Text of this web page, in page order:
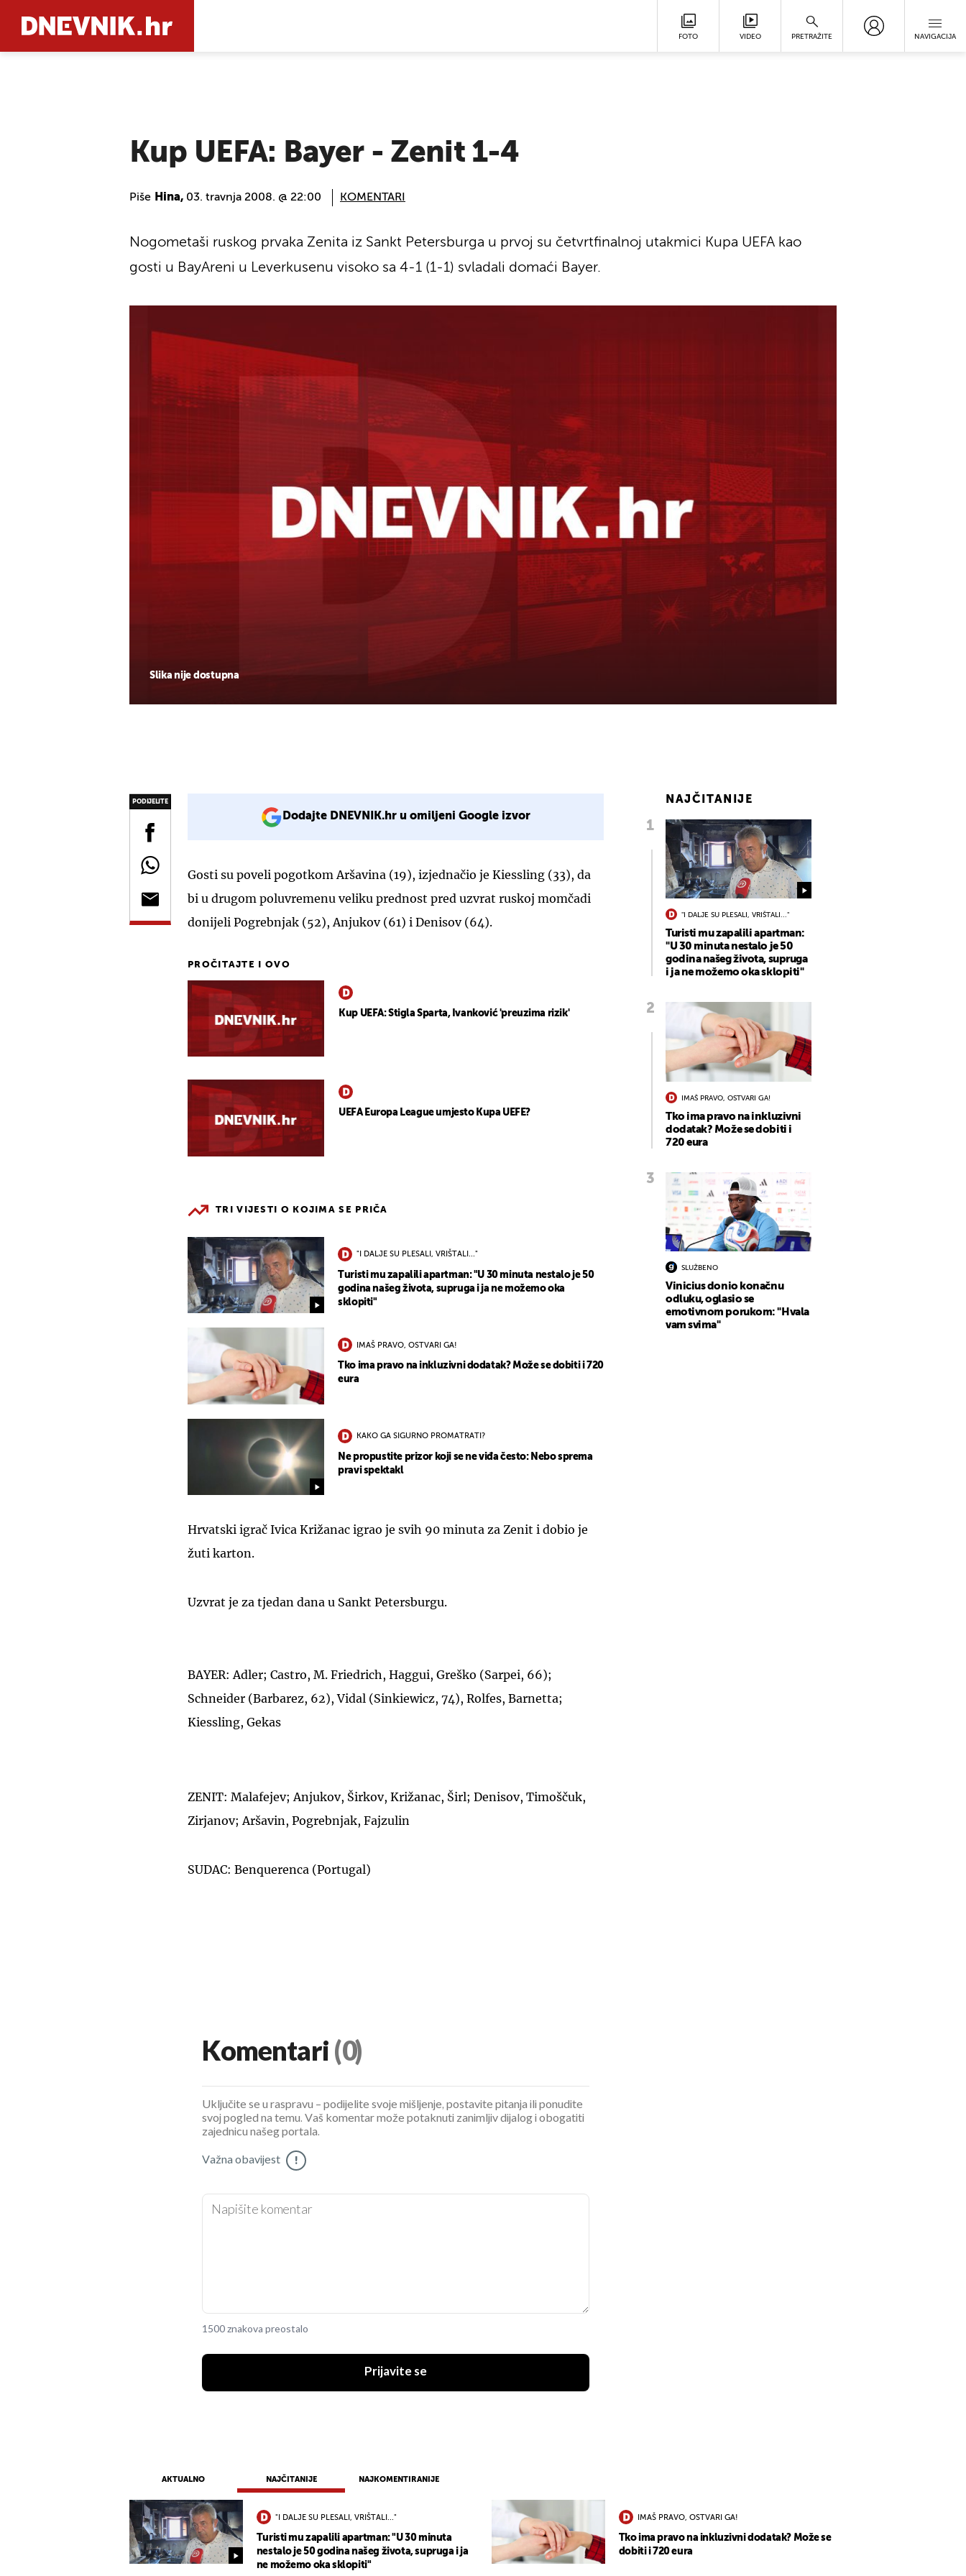
FOTO VIDEO PRETRAŽITE NAVIGACIJA
Kup UEFA: Bayer - Zenit 1-4
Piše Hina, 03. travnja 2008. @ 22:00 KOMENTARI
Slika nije dostupna
Nogometaši ruskog prvaka Zenita iz Sankt Petersburga u prvoj su četvrtfinalnoj utakmici Kupa UEFA kao
gosti u BayAreni u Leverkusenu visoko sa 4-1 (1-1) svladali domaći Bayer.
PODIJELITE
Dodajte DNEVNIK.hr u omiljeni Google izvor
Gosti su poveli pogotkom Aršavina (19), izjednačio je Kiessling (33), da
bi u drugom poluvremenu veliku prednost pred uzvrat ruskoj momčadi
donijeli Pogrebnjak (52), Anjukov (61) i Denisov (64).
PROČITAJTE I OVO
Kup UEFA: Stigla Sparta, Ivanković 'preuzima rizik'
UEFA Europa League umjesto Kupa UEFE?
TRI VIJESTI O KOJIMA SE PRIČA
"I DALJE SU PLESALI, VRIŠTALI..."
Turisti mu zapalili apartman: "U 30 minuta nestalo je 50
godina našeg života, supruga i ja ne možemo oka
sklopiti"
IMAŠ PRAVO, OSTVARI GA!
Tko ima pravo na inkluzivni dodatak? Može se dobiti i 720
eura
KAKO GA SIGURNO PROMATRATI?
Ne propustite prizor koji se ne viđa često: Nebo sprema
pravi spektakl
Hrvatski igrač Ivica Križanac igrao je svih 90 minuta za Zenit i dobio je
žuti karton.
Uzvrat je za tjedan dana u Sankt Petersburgu.
BAYER: Adler; Castro, M. Friedrich, Haggui, Greško (Sarpei, 66);
Schneider (Barbarez, 62), Vidal (Sinkiewicz, 74), Rolfes, Barnetta;
Kiessling, Gekas
ZENIT: Malafejev; Anjukov, Širkov, Križanac, Širl; Denisov, Timoščuk,
Zirjanov; Aršavin, Pogrebnjak, Fajzulin
SUDAC: Benquerenca (Portugal)
NAJČITANIJE
"I DALJE SU PLESALI, VRIŠTALI..."
Turisti mu zapalili apartman:
"U 30 minuta nestalo je 50
godina našeg života, supruga
i ja ne možemo oka sklopiti"
IMAŠ PRAVO, OSTVARI GA!
Tko ima pravo na inkluzivni
dodatak? Može se dobiti i
720 eura
SLUŽBENO
Vinicius donio konačnu
odluku, oglasio se
emotivnom porukom: "Hvala
vam svima"
Komentari (0)
Uključite se u raspravu – podijelite svoje mišljenje, postavite pitanja ili ponudite
svoj pogled na temu. Vaš komentar može potaknuti zanimljiv dijalog i obogatiti
zajednicu našeg portala.
Važna obavijest !
1500 znakova preostalo
Prijavite se
AKTUALNO NAJČITANIJE NAJKOMENTIRANIJE
"I DALJE SU PLESALI, VRIŠTALI..."
Turisti mu zapalili apartman: "U 30 minuta
nestalo je 50 godina našeg života, supruga i ja
ne možemo oka sklopiti"
IMAŠ PRAVO, OSTVARI GA!
Tko ima pravo na inkluzivni dodatak? Može se
dobiti i 720 eura